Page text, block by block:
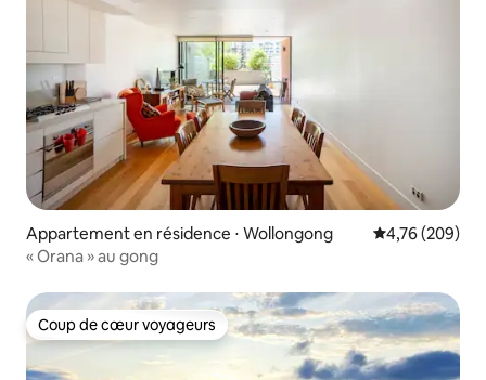
Appartement en résidence ⋅ Wollongong Évaluation
4,76 (209)
« Orana » au gong
Coup de cœur voyageurs
Coup de cœur voyageurs